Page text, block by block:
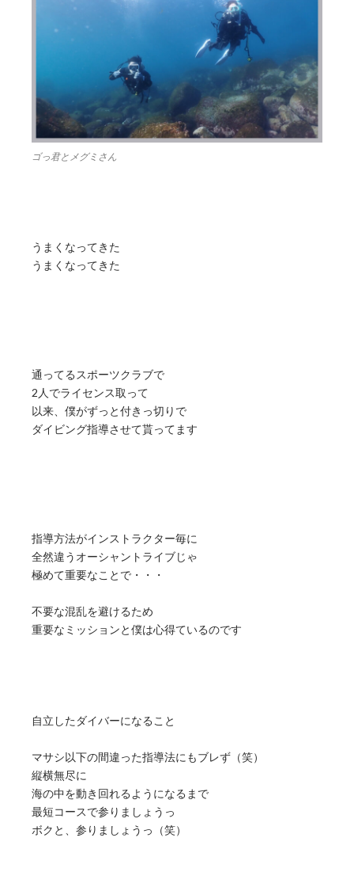
ゴっ君とメグミさん
うまくなってきた
うまくなってきた
通ってるスポーツクラブで
2人でライセンス取って
以来、僕がずっと付きっ切りで
ダイビング指導させて貰ってます
指導方法がインストラクター毎に
全然違うオーシャントライブじゃ
極めて重要なことで・・・
不要な混乱を避けるため
重要なミッションと僕は心得ているのです
自立したダイバーになること
マサシ以下の間違った指導法にもブレず（笑）
縦横無尽に
海の中を動き回れるようになるまで
最短コースで参りましょうっ
ボクと、参りましょうっ（笑）